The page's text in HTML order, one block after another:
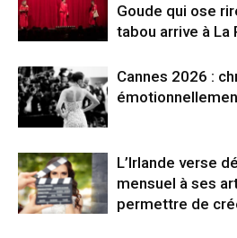
Goude qui ose
tabou arrive à La
Cannes 2026 :
L’Irlande verse
mensuel à ses
permettre de